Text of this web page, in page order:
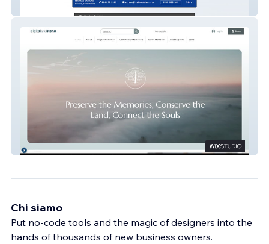
Spartan Caselaw
digitalandstone
Chi siamo
Put no-code tools and the magic of designers into the
hands of thousands of new business owners.